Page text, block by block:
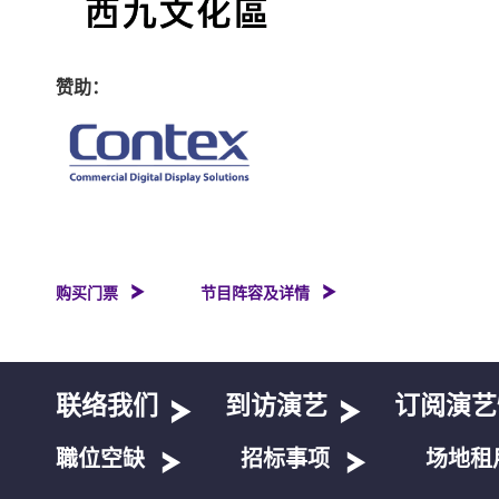
赞助：
购买门票 节目阵容及详情
联络我们 到访演艺 订阅演
職位空缺 招标事项 场地租